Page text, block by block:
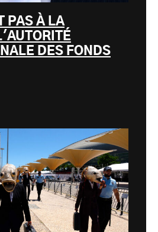
PAS À LA
DES FONDS